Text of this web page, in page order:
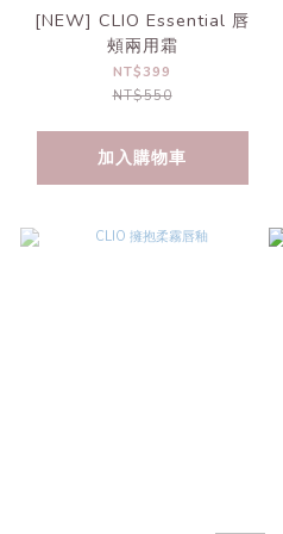
[NEW] CLIO Essential 唇
頰兩用霜
NT$399
NT$550
加入購物車